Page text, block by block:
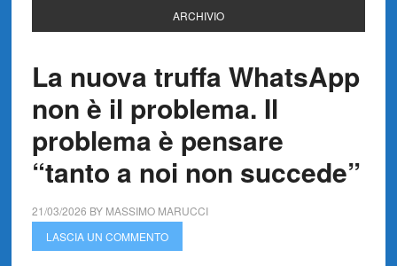
ARCHIVIO
La nuova truffa WhatsApp
non è il problema. Il
problema è pensare
“tanto a noi non succede”
21/03/2026 BY MASSIMO MARUCCI
LASCIA UN COMMENTO